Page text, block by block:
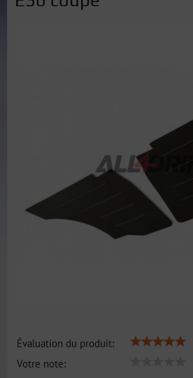
Évaluation du produit:
Votre note: